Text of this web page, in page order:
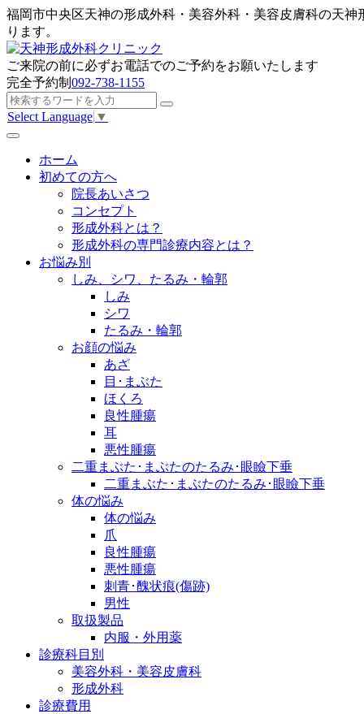
福岡市中央区天神の形成外科・美容外科・美容皮膚科の天
ります。
ご来院の前に必ずお電話でのご予約をお願いたします
完全予約制 092-738-1155
Select Language ▼
ホーム
初めての方へ
院長あいさつ
コンセプト
形成外科とは？
形成外科の専門診療内容とは？
お悩み別
しみ、シワ、たるみ・輪郭
しみ
シワ
たるみ・輪郭
お顔の悩み
あざ
目･まぶた
ほくろ
良性腫瘍
耳
悪性腫瘍
二重まぶた･まぶたのたるみ･眼瞼下垂
二重まぶた･まぶたのたるみ･眼瞼下垂
体の悩み
体の悩み
爪
良性腫瘍
悪性腫瘍
刺青･醜状痕(傷跡)
男性
取扱製品
内服・外用薬
診療科目別
美容外科・美容皮膚科
形成外科
診療費用